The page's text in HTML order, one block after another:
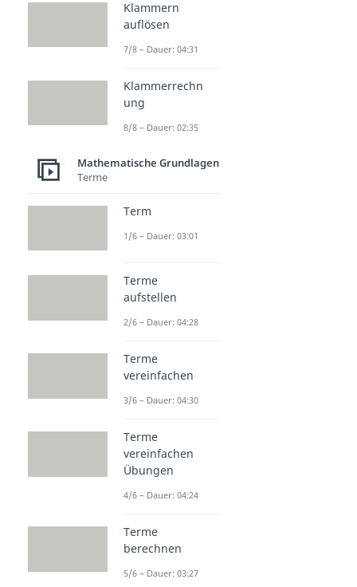
Klammern
auflösen
7/8 – Dauer: 04:31
Klammerrechn
ung
8/8 – Dauer: 02:35
Mathematische Grundlagen
Terme
Term
1/6 – Dauer: 03:01
Terme
aufstellen
2/6 – Dauer: 04:28
Terme
vereinfachen
3/6 – Dauer: 04:30
Terme
vereinfachen
Übungen
4/6 – Dauer: 04:24
Terme
berechnen
5/6 – Dauer: 03:27